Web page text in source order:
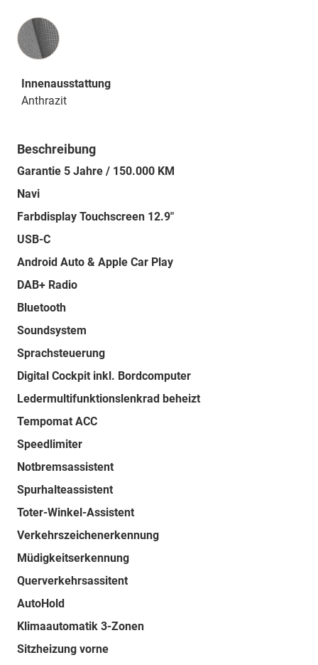
Innenausstattung
Innenausstattung
Anthrazit
Beschreibung
Garantie 5 Jahre / 150.000 KM
Navi
Farbdisplay Touchscreen 12.9"
USB-C
Android Auto & Apple Car Play
DAB+ Radio
Bluetooth
Soundsystem
Sprachsteuerung
Digital Cockpit inkl. Bordcomputer
Ledermultifunktionslenkrad beheizt
Tempomat ACC
Speedlimiter
Notbremsassistent
Spurhalteassistent
Toter-Winkel-Assistent
Verkehrszeichenerkennung
Müdigkeitserkennung
Querverkehrsassitent
AutoHold
Klimaautomatik 3-Zonen
Sitzheizung vorne